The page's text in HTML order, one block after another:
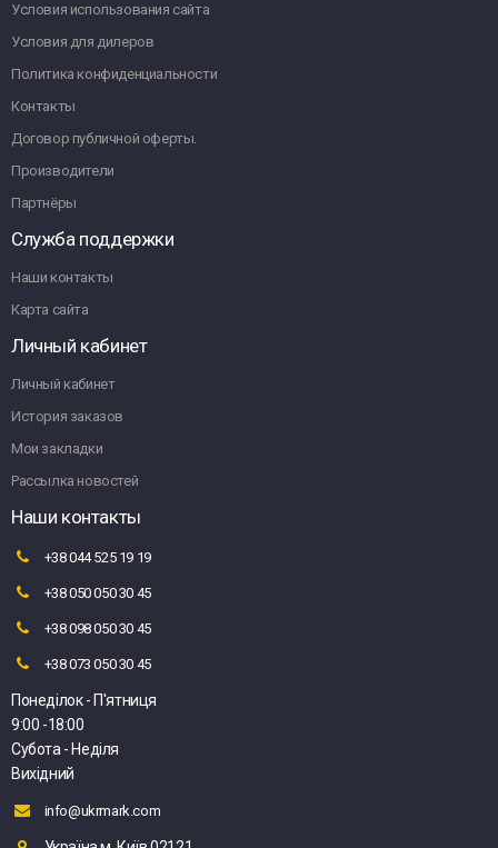
Условия использования сайта
Условия для дилеров
Политика конфиденциальности
Контакты
Договор публичной оферты.
Производители
Партнёры
Служба поддержки
Наши контакты
Карта сайта
Личный кабинет
Личный кабинет
История заказов
Мои закладки
Рассылка новостей
Наши контакты
+38 044 525 19 19
+38 050 050 30 45
+38 098 050 30 45
+38 073 050 30 45
Понеділок - П'ятниця
9:00 -18:00
Субота - Неділя
Вихідний
info@ukrmark.com